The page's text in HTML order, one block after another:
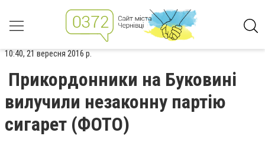
10:40, 21 вересня 2016 р.
Прикордонники на Буковині
вилучили незаконну партію
сигарет (ФОТО)